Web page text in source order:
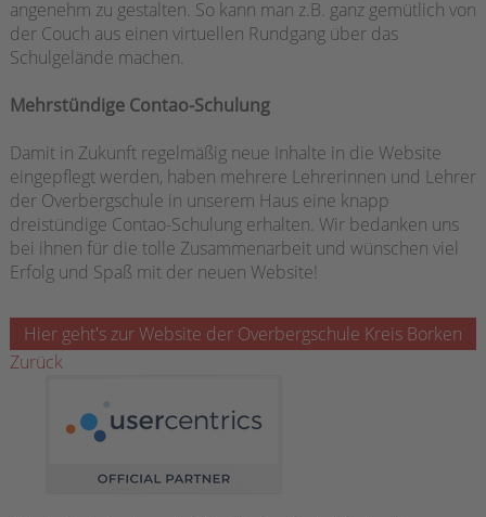
angenehm zu gestalten. So kann man z.B. ganz gemütlich von
der Couch aus einen virtuellen Rundgang über das
Schulgelände machen.
Mehrstündige Contao-Schulung
Damit in Zukunft regelmäßig neue Inhalte in die Website
eingepflegt werden, haben mehrere Lehrerinnen und Lehrer
der Overbergschule in unserem Haus eine knapp
dreistündige Contao-Schulung erhalten. Wir bedanken uns
bei ihnen für die tolle Zusammenarbeit und wünschen viel
Erfolg und Spaß mit der neuen Website!
Hier geht's zur Website der Overbergschule Kreis Borken
Zurück